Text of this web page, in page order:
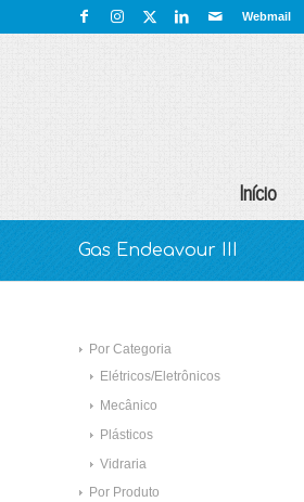
Webmail
Início
Gas Endeavour III
Por Categoria
Elétricos/Eletrônicos
Mecânico
Plásticos
Vidraria
Por Produto